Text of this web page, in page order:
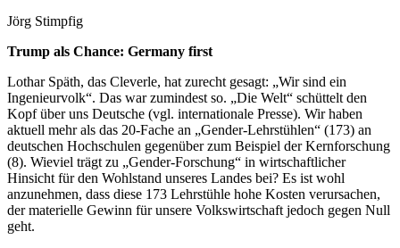
Jörg Stimpfig
Trump als Chance: Germany first
Lothar Späth, das Cleverle, hat zurecht gesagt: „Wir sind ein
Ingenieurvolk“. Das war zumindest so. „Die Welt“ schüttelt den
Kopf über uns Deutsche (vgl. internationale Presse). Wir haben
aktuell mehr als das 20-Fache an „Gender-Lehrstühlen“ (173) an
deutschen Hochschulen gegenüber zum Beispiel der Kernforschung
(8). Wieviel trägt zu „Gender-Forschung“ in wirtschaftlicher
Hinsicht für den Wohlstand unseres Landes bei? Es ist wohl
anzunehmen, dass diese 173 Lehrstühle hohe Kosten verursachen,
der materielle Gewinn für unsere Volkswirtschaft jedoch gegen Null
geht.